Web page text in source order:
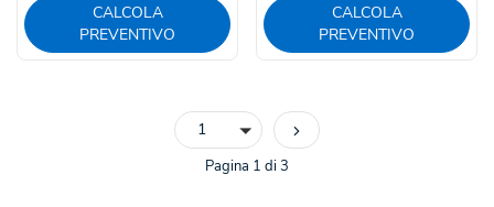
CALCOLA
PREVENTIVO
CALCOLA
PREVENTIVO
1
Pagina 1 di 3